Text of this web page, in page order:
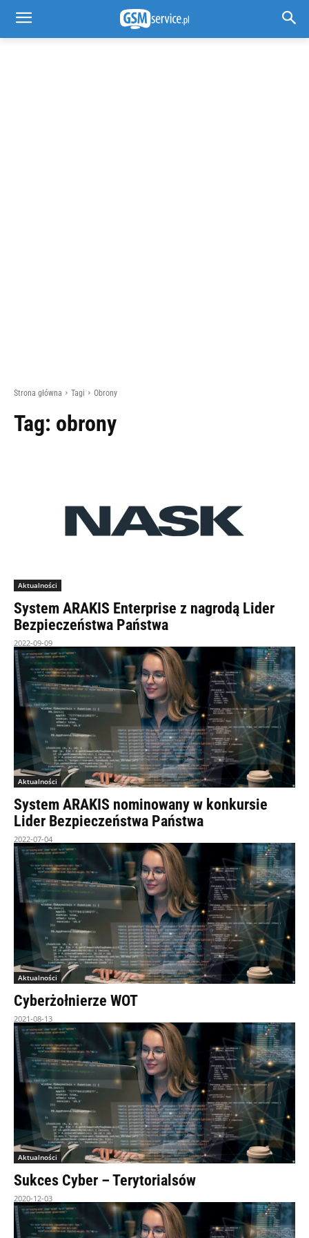
Strona główna Tagi Obrony
Tag: obrony
Aktualności
System ARAKIS Enterprise z nagrodą Lider
Bezpieczeństwa Państwa
2022-09-09
Aktualności
System ARAKIS nominowany w konkursie
Lider Bezpieczeństwa Państwa
2022-07-04
Aktualności
Cyberżołnierze WOT
2021-08-13
Aktualności
Sukces Cyber – Terytorialsów
2020-12-03